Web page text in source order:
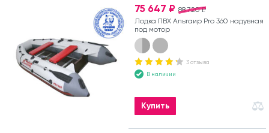
88 720 ₽
75 647 ₽
Лодка ПВХ Альтаир Pro 360 надувная
под мотор
3 отзыва
В наличии
Купить